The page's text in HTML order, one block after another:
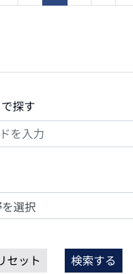
探す
セット 検索する